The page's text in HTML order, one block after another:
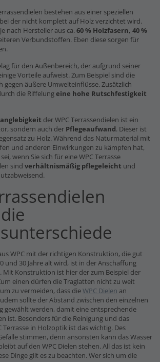
bestehen aus einer speziellen
der nicht komplett auf Holz verzichtet wird.
nach Hersteller aus ca. 60 % Holzfasern, 40 %
Verbundstoffen. Eben diese sorgen für
für den Außenbereich, der aufgrund seiner
Vorteile aufweist. Zum Beispiel sind die
gegen äußere Umwelteinflüsse. Zusätzlich
die Riffelungeine hohe Rutschfestigkeit
der WPC Terrassendielen ist ein
sondern auch der Pflegeaufwand. Dieser ist
zu Holz. Während das Naturmaterial mit
und anderen Einwirkungen zu kämpfen hat,
wenn Sie sich für eine WPC Terrasse
sind verhältnismäßig pflegeleicht und
WPC mit der richtigen Konstruktion, die gut
und 30 Jahre alt wird, ist in der Anschaffung
Mit Konstruktion ist hier der zum Beispiel der
einen dürfen die Traglatten nicht zu weit
zu vermeiden, dass dieWPC Dielen an
sollte der Abstand zwischen den einzelnen
gewählt werden, damit eine entsprechende
ist. Besonders für die Reinigung und das
Terrasse in Holzoptik ist das wichtig. Des
stimmen, denn ansonsten kann das Wasser
auf den WPC Dielen stehen. All das ist kein
Dinge gilt es zu beachten. Wer sich um die